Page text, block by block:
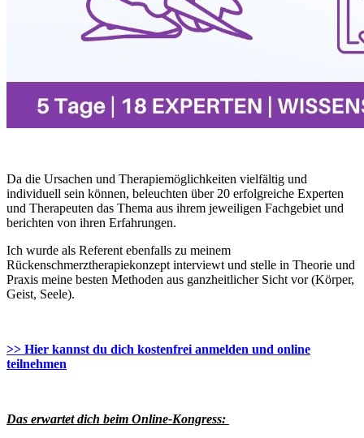
Da die Ursachen und Therapiemöglichkeiten vielfältig und
individuell sein können, beleuchten über 20 erfolgreiche Experten
und Therapeuten das Thema aus ihrem jeweiligen Fachgebiet und
berichten von ihren Erfahrungen.
Ich wurde als Referent ebenfalls zu meinem
Rückenschmerztherapiekonzept interviewt und stelle in Theorie und
Praxis meine besten Methoden aus ganzheitlicher Sicht vor (Körper,
Geist, Seele).
>> Hier kannst du dich kostenfrei anmelden und online
teilnehmen
Das erwartet dich beim Online-Kongress: